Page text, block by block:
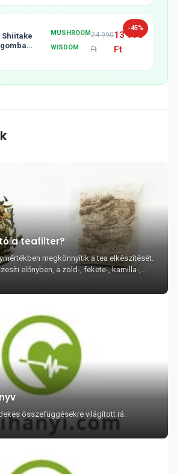
-45%
Shiitake
MUSHROOM
WISDOM
24 990
Ft
13 990
Ft
a teafilter?
megkönnyítik a tea elkészítését.
előnyben, a zöld-, fekete-, kamilla-,
összefüggésekre világított rá.